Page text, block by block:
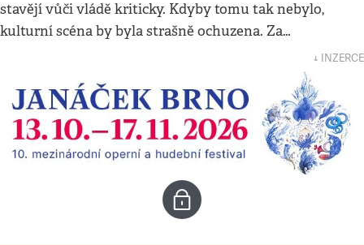
stavějí vůči vládě kriticky. Kdyby tomu tak nebylo,
kulturní scéna by byla strašně ochuzena. Za…
↓ INZERCE